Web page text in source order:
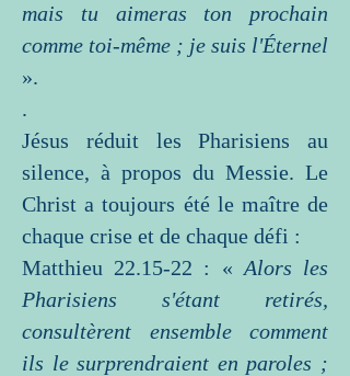
mais tu aimeras ton prochain
comme toi-même ; je suis l'Éternel
».
.
Jésus réduit les Pharisiens au
silence, à propos du Messie. Le
Christ a toujours été le maître de
chaque crise et de chaque défi :
Matthieu 22.15-22 : « Alors les
Pharisiens s'étant retirés,
consultèrent ensemble comment
ils le surprendraient en paroles ;